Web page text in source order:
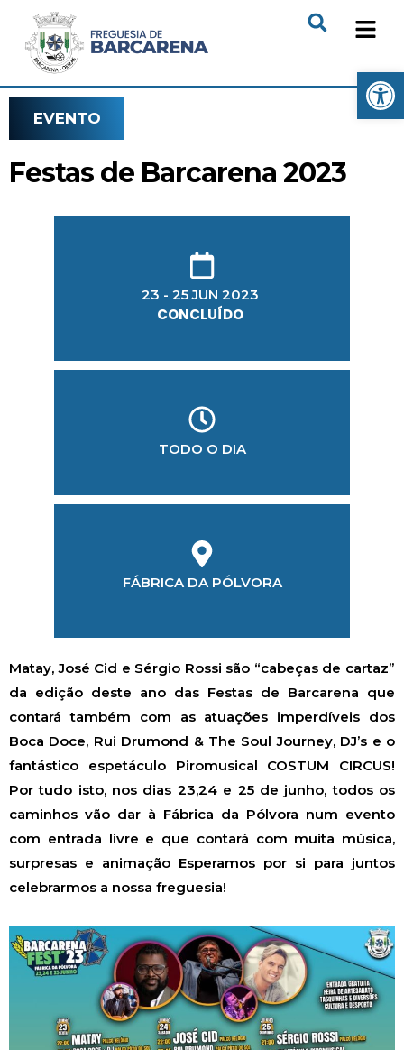
EVENTO
Festas de Barcarena 2023
23 - 25 JUN 2023
CONCLUÍDO
TODO O DIA
LOCALIZAÇÃO
FÁBRICA DA PÓLVORA
Matay, José Cid e Sérgio Rossi são “cabeças de cartaz”
da edição deste ano das Festas de Barcarena que
contará também com as atuações imperdíveis dos
Boca Doce, Rui Drumond & The Soul Journey, DJ’s e o
fantástico espetáculo Piromusical COSTUM CIRCUS!
Por tudo isto, nos dias 23,24 e 25 de junho, todos os
caminhos vão dar à Fábrica da Pólvora num evento
com entrada livre e que contará com muita música,
surpresas e animação Esperamos por si para juntos
celebrarmos a nossa freguesia!